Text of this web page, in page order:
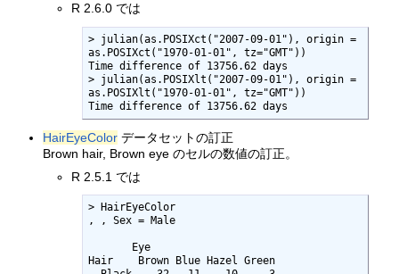
R 2.6.0 では
> julian(as.POSIXct("2007-09-01"), origin =
as.POSIXct("1970-01-01", tz="GMT"))
Time difference of 13756.62 days
> julian(as.POSIXlt("2007-09-01"), origin =
as.POSIXlt("1970-01-01", tz="GMT"))
Time difference of 13756.62 days
HairEyeColor データセットの訂正
Brown hair, Brown eye のセルの数値の訂正。
R 2.5.1 では
> HairEyeColor
, , Sex = Male
Hair    Brown Blue Hazel Green